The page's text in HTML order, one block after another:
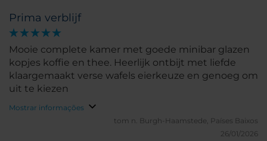
Prima verblijf
Mooie complete kamer met goede minibar glazen
kopjes koffie en thee. Heerlijk ontbijt met liefde
klaargemaakt verse wafels eierkeuze en genoeg om
uit te kiezen
Mostrar informações
tom n. Burgh-Haamstede, Países Baixos
26/01/2026